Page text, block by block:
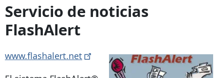
Servicio de noticias
FlashAlert
www.flashalert.net